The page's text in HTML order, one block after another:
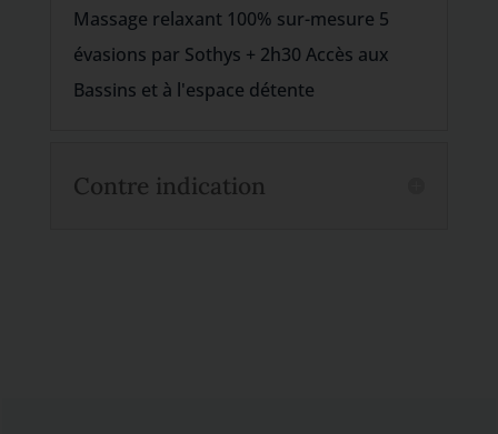
Massage relaxant 100% sur-mesure 5
évasions par Sothys + 2h30 Accès aux
Bassins et à l'espace détente
Contre indication